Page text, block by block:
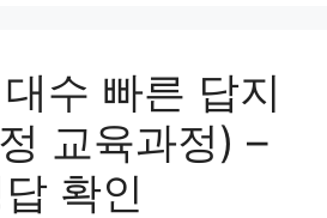
수 빠른 답지
교육과정) –
확인